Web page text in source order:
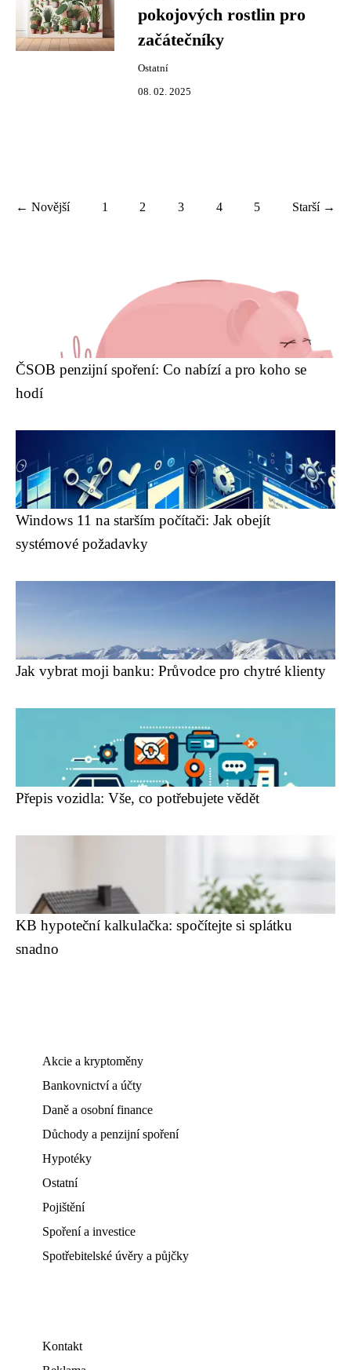
pokojových rostlin pro
začátečníky
Ostatní
08. 02. 2025
← Novější 1 2 3 4 5 Starší →
ČSOB penzijní spoření: Co nabízí a pro koho se
hodí
Windows 11 na starším počítači: Jak obejít
systémové požadavky
Jak vybrat moji banku: Průvodce pro chytré klienty
Přepis vozidla: Vše, co potřebujete vědět
KB hypoteční kalkulačka: spočítejte si splátku
snadno
Akcie a kryptoměny
Bankovnictví a účty
Daně a osobní finance
Důchody a penzijní spoření
Hypotéky
Ostatní
Pojištění
Spoření a investice
Spotřebitelské úvěry a půjčky
Kontakt